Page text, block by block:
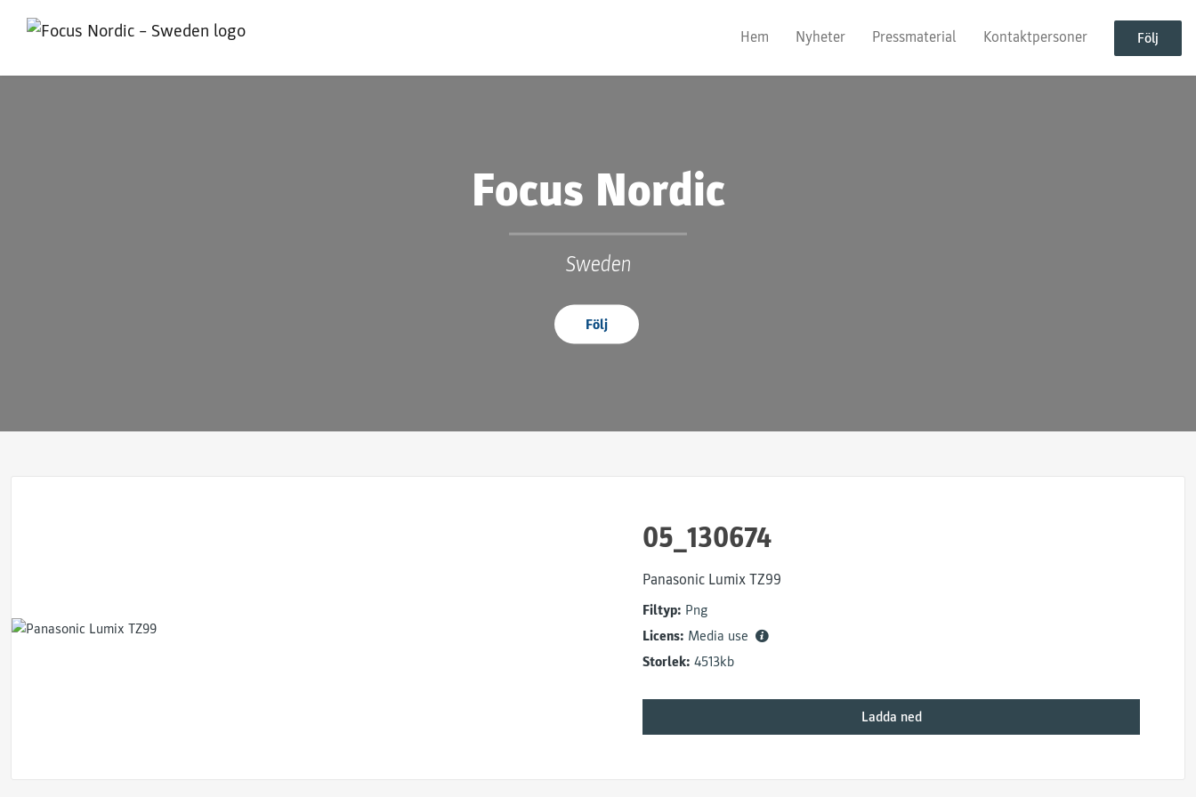
Hem Nyheter Pressmaterial Kontaktpersoner Följ
Focus Nordic
Sweden
Följ
05_130674
Panasonic Lumix TZ99
Filtyp: Png
Licens: Media use
Storlek: 4513kb
Ladda ned